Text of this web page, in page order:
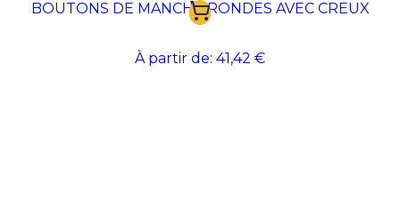
d'accueil de prestige ou une tenue de direction avec
une subtilité remarquable. Disponibles dans diverses
un support de communication discret mais
BOUTONS DE MANCHE RONDES AVEC CREUX
À partir de: 41,42 €